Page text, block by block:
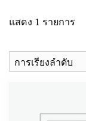
แสดง 1 รายการ